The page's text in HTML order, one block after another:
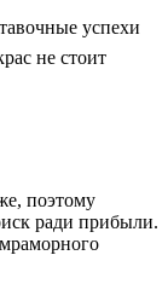
успехи
не стоит
поэтому
ради прибыли.